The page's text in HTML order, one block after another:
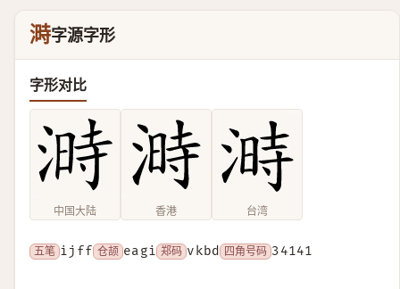
溡字源字形
字形对比
中国大陆 香港 台湾
五笔 ijff 仓颉 eagi 郑码 vkbd 四角号码 34141